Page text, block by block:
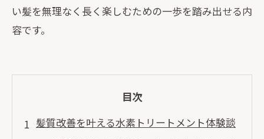
い髪を無理なく長く楽しむための一歩を踏み出せる内
容です。
目次
髪質改善を叶える水素トリートメント体験談